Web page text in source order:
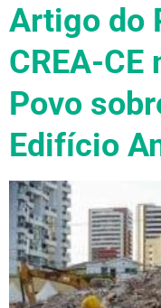
Artigo do
CREA-CE
Povo
Edifício